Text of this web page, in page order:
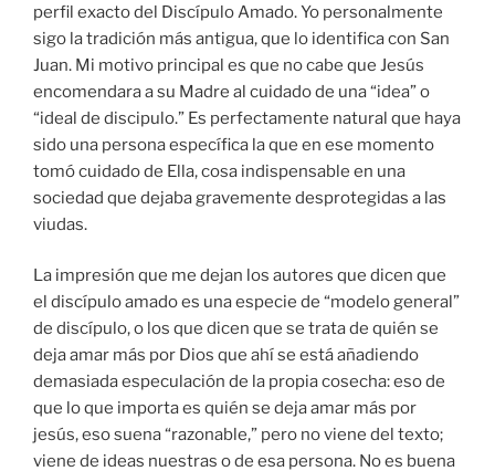
perfil exacto del Discípulo Amado. Yo personalmente
sigo la tradición más antigua, que lo identifica con San
Juan. Mi motivo principal es que no cabe que Jesús
encomendara a su Madre al cuidado de una “idea” o
“ideal de discipulo.” Es perfectamente natural que haya
sido una persona específica la que en ese momento
tomó cuidado de Ella, cosa indispensable en una
sociedad que dejaba gravemente desprotegidas a las
viudas.
La impresión que me dejan los autores que dicen que
el discípulo amado es una especie de “modelo general”
de discípulo, o los que dicen que se trata de quién se
deja amar más por Dios que ahí se está añadiendo
demasiada especulación de la propia cosecha: eso de
que lo que importa es quién se deja amar más por
jesús, eso suena “razonable,” pero no viene del texto;
viene de ideas nuestras o de esa persona. No es buena